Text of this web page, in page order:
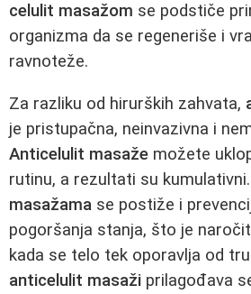
celulit masažom se podstiče
organizma da se regeneriše i
ravnoteže.
Za razliku od hirurških zahvata,
je pristupačna, neinvazivna i
Anticelulit masaže možete
rutinu, a rezultati su kumulativni.
masažama se postiže i
pogoršanja stanja, što je
kada se telo tek oporavlja od
anticelulit masaži prilagođava